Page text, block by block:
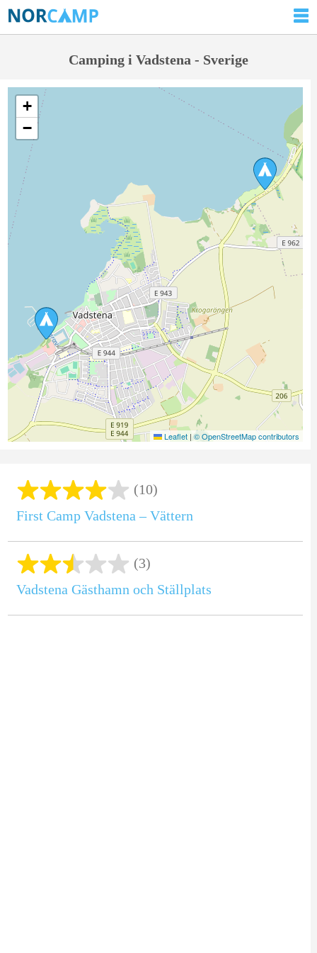
Camping i Vadstena - Sverige
+
−
Leaflet | © OpenStreetMap contributors
(10)
First Camp Vadstena – Vättern
(3)
Vadstena Gästhamn och Ställplats